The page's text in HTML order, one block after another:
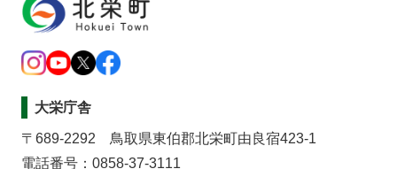
大栄庁舎
〒689-2292 鳥取県東伯郡北栄町由良宿423-1
電話番号：0858-37-3111